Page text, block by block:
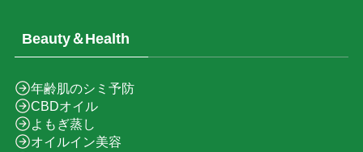
Beauty＆Health
年齢肌のシミ予防
CBDオイル
よもぎ蒸し
オイルイン美容